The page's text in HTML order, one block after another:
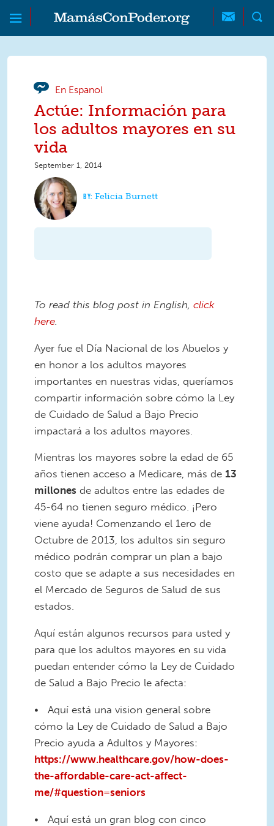
Skip to main content
Skip to main content
MamásConPoder
En Espanol
Actúe: Información para
los adultos mayores en su
vida
September 1, 2014
Felicia Burnett
To read this blog post in English, click
here
Ayer fue el Día Nacional de los Abuelos y
en honor a los adultos mayores
importantes en nuestras vidas, queríamos
compartir información sobre cómo la Ley
de Cuidado de Salud a Bajo Precio
impactará a los adultos mayores.
Mientras los mayores sobre la edad de 65
años tienen acceso a Medicare, más de 13
millones de adultos entre las edades de
45-64 no tienen seguro médico. ¡Pero
viene ayuda! Comenzando el 1ero de
Octubre de 2013, los adultos sin seguro
médico podrán comprar un plan a bajo
costo que se adapte a sus necesidades en
el Mercado de Seguros de Salud de sus
estados.
Aquí están algunos recursos para usted y
para que los adultos mayores en su vida
puedan entender cómo la Ley de Cuidado
de Salud a Bajo Precio le afecta:
• Aquí está una vision general sobre
cómo la Ley de Cuidado de Salud a Bajo
Precio ayuda a Adultos y Mayores:
https://www.healthcare.gov/how-does-
the-affordable-care-act-affect-
me/#question=seniors
• Aquí está un gran blog con cinco